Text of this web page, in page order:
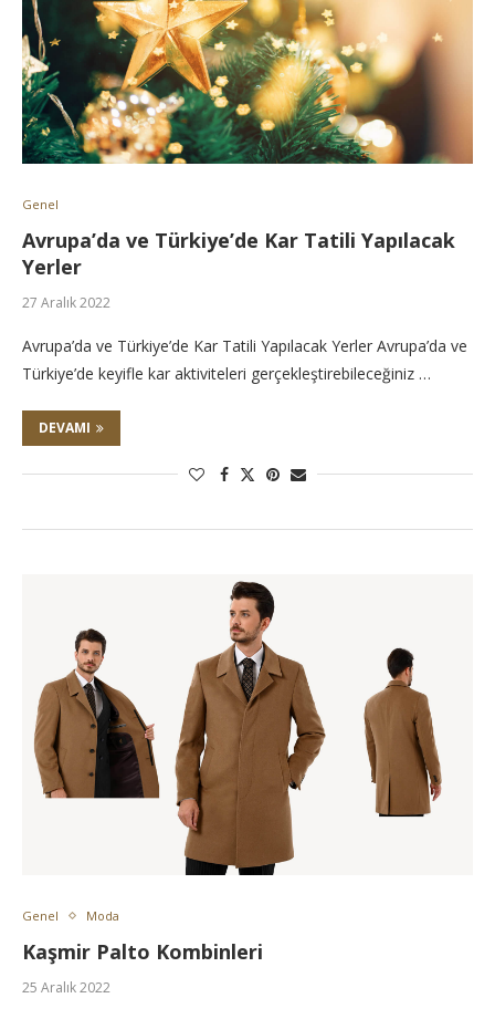
Genel
Avrupa’da ve Türkiye’de Kar Tatili Yapılacak
Yerler
27 Aralık 2022
Avrupa’da ve Türkiye’de Kar Tatili Yapılacak Yerler Avrupa’da ve
Türkiye’de keyifle kar aktiviteleri gerçekleştirebileceğiniz …
DEVAMI
Genel Moda
Kaşmir Palto Kombinleri
25 Aralık 2022